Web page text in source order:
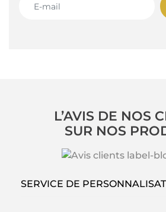
L’AVIS DE NOS
SUR NOS
SERVICE DE